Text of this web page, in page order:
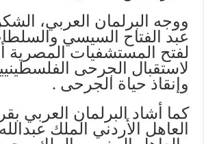
ووجه البرلمان العربي،
عبد الفتاح السيسي
لفتح المستشفيات المصرية
لاستقبال الجرحى
وإنقاذ حياة الجرحى .
كما أشاد البرلمان العربي
العاهل الأردني الملك